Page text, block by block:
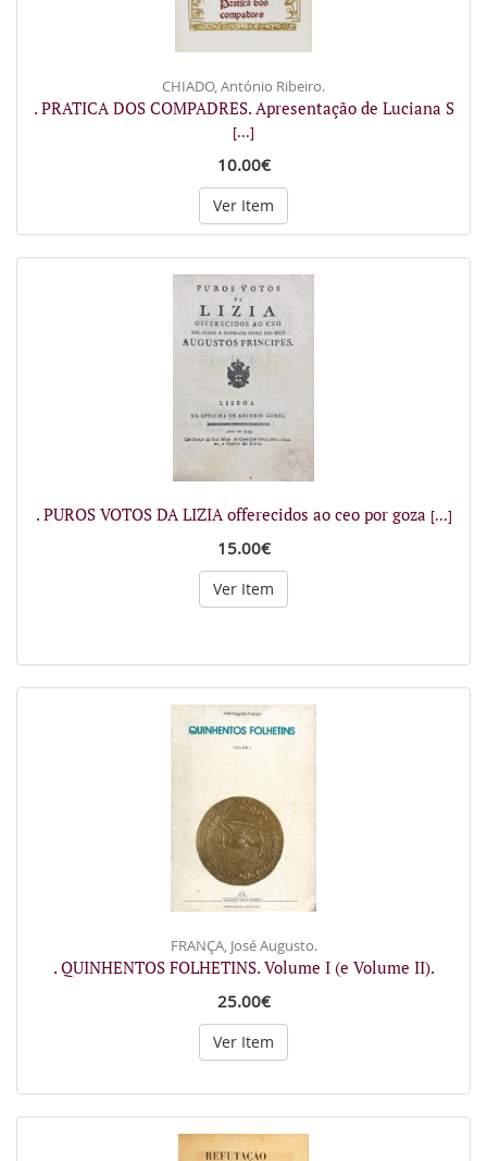
CHIADO, António Ribeiro.
. PRATICA DOS COMPADRES. Apresentação de Luciana S
[...]
10.00€
Ver Item
. PUROS VOTOS DA LIZIA offerecidos ao ceo por goza [...]
15.00€
Ver Item
FRANÇA, José Augusto.
. QUINHENTOS FOLHETINS. Volume I (e Volume II).
25.00€
Ver Item